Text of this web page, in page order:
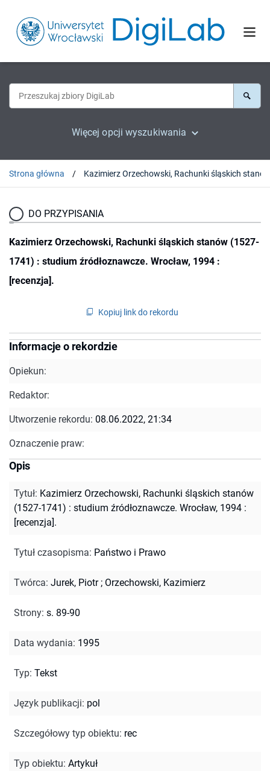
Więcej opcji wyszukiwania
Strona główna
DO PRZYPISANIA
Kazimierz Orzechowski, Rachunki śląskich stanów (1527-
1741) : studium źródłoznawcze. Wrocław, 1994 :
[recenzja].
Kopiuj link do rekordu
Informacje o rekordzie
Opiekun:
Redaktor:
Utworzenie rekordu: 08.06.2022, 21:34
Oznaczenie praw:
Opis
Tytuł: Kazimierz Orzechowski, Rachunki śląskich stanów
(1527-1741) : studium źródłoznawcze. Wrocław, 1994 :
[recenzja].
Tytuł czasopisma: Państwo i Prawo
Twórca: Jurek, Piotr; Orzechowski, Kazimierz
Strony: s. 89-90
Data wydania: 1995
Typ: Tekst
Język publikacji: pol
Szczegółowy typ obiektu: rec
Typ obiektu: Artykuł